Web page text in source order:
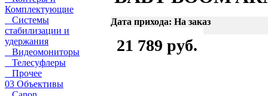
Комплектующие
Системы
стабилизации и
удержания
Видеомониторы
Телесуфлеры
Прочее
03 Объективы
Дата прихода: На заказ
21 789 руб.